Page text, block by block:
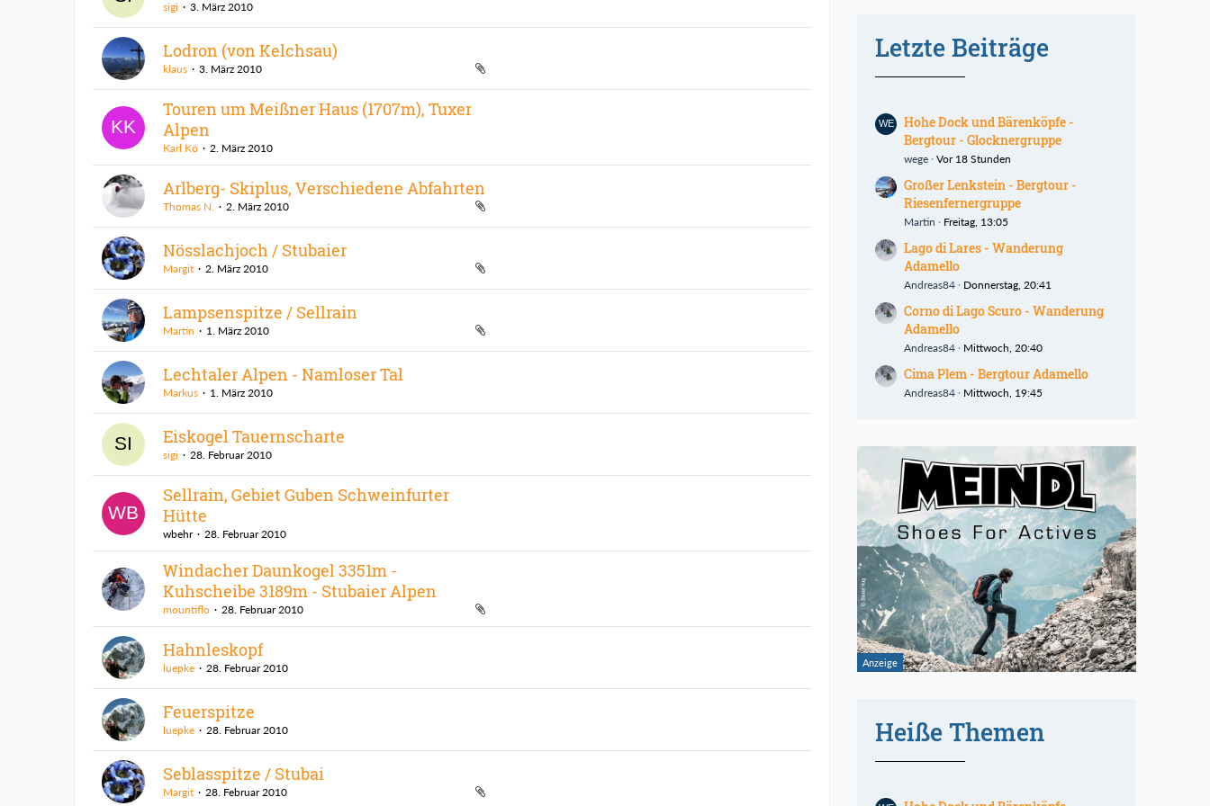
sigi 3. März 2010
Lodron (von Kelchsau)
klaus 3. März 2010
Touren um Meißner Haus (1707m), Tuxer
Alpen
Karl Kö 2. März 2010
Arlberg- Skiplus, Verschiedene Abfahrten
Thomas N. 2. März 2010
Nösslachjoch / Stubaier
Margit 2. März 2010
Lampsenspitze / Sellrain
Martin 1. März 2010
Lechtaler Alpen - Namloser Tal
Markus 1. März 2010
Eiskogel Tauernscharte
sigi 28. Februar 2010
Sellrain, Gebiet Guben Schweinfurter
Hütte
wbehr 28. Februar 2010
Windacher Daunkogel 3351m -
Kuhscheibe 3189m - Stubaier Alpen
mountiflo 28. Februar 2010
Hahnleskopf
luepke 28. Februar 2010
Feuerspitze
luepke 28. Februar 2010
Seblasspitze / Stubai
Margit 28. Februar 2010
Letzte Beiträge
Hohe Dock und Bärenköpfe -
Bergtour - Glocknergruppe
wege Vor 18 Stunden
Großer Lenkstein - Bergtour -
Riesenfernergruppe
Martin Freitag, 13:05
Lago di Lares - Wanderung
Adamello
Andreas84 Donnerstag, 20:41
Corno di Lago Scuro - Wanderung
Adamello
Andreas84 Mittwoch, 20:40
Cima Plem - Bergtour Adamello
Andreas84 Mittwoch, 19:45
Heiße Themen